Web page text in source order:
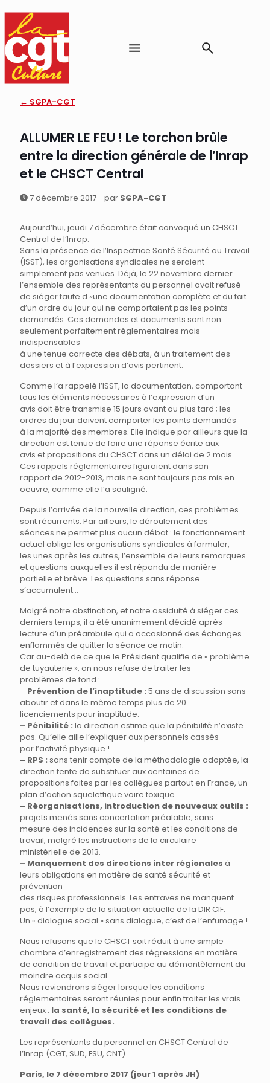
← SGPA-CGT
ALLUMER LE FEU ! Le torchon brûle
entre la direction générale de l’Inrap
et le CHSCT Central
7 décembre 2017 - par SGPA-CGT
Aujourd’hui, jeudi 7 décembre était convoqué un CHSCT
Central de l’Inrap.
Sans la présence de l’Inspectrice Santé Sécurité au Travail
(ISST), les organisations syndicales ne seraient
simplement pas venues. Déjà, le 22 novembre dernier
l’ensemble des représentants du personnel avait refusé
de siéger faute d »une documentation complète et du fait
d’un ordre du jour qui ne comportaient pas les points
demandés. Ces demandes et documents sont non
seulement parfaitement réglementaires mais
indispensables
à une tenue correcte des débats, à un traitement des
dossiers et à l’expression d’avis pertinent.
Comme l’a rappelé l’ISST, la documentation, comportant
tous les éléments nécessaires à l’expression d’un
avis doit être transmise 15 jours avant au plus tard ; les
ordres du jour doivent comporter les points demandés
à la majorité des membres. Elle indique par ailleurs que la
direction est tenue de faire une réponse écrite aux
avis et propositions du CHSCT dans un délai de 2 mois.
Ces rappels réglementaires figuraient dans son
rapport de 2012-2013, mais ne sont toujours pas mis en
oeuvre, comme elle l’a souligné.
Depuis l’arrivée de la nouvelle direction, ces problèmes
sont récurrents. Par ailleurs, le déroulement des
séances ne permet plus aucun débat : le fonctionnement
actuel oblige les organisations syndicales à formuler,
les unes après les autres, l’ensemble de leurs remarques
et questions auxquelles il est répondu de manière
partielle et brève. Les questions sans réponse
s’accumulent…
Malgré notre obstination, et notre assiduité à siéger ces
derniers temps, il a été unanimement décidé après
lecture d’un préambule qui a occasionné des échanges
enflammés de quitter la séance ce matin.
Car au-delà de ce que le Président qualifie de « problème
de tuyauterie », on nous refuse de traiter les
problèmes de fond :
– Prévention de l’inaptitude : 5 ans de discussion sans
aboutir et dans le même temps plus de 20
licenciements pour inaptitude.
– Pénibilité : la direction estime que la pénibilité n’existe
pas. Qu’elle aille l’expliquer aux personnels cassés
par l’activité physique !
– RPS : sans tenir compte de la méthodologie adoptée, la
direction tente de substituer aux centaines de
propositions faites par les collègues partout en France, un
plan d’action squelettique voire toxique.
– Réorganisations, introduction de nouveaux outils :
projets menés sans concertation préalable, sans
mesure des incidences sur la santé et les conditions de
travail, malgré les instructions de la circulaire
ministérielle de 2013.
– Manquement des directions inter régionales à
leurs obligations en matière de santé sécurité et
prévention
des risques professionnels. Les entraves ne manquent
pas, à l’exemple de la situation actuelle de la DIR CIF.
Un « dialogue social » sans dialogue, c’est de l’enfumage !
Nous refusons que le CHSCT soit réduit à une simple
chambre d’enregistrement des régressions en matière
de condition de travail et participe au démantèlement du
moindre acquis social.
Nous reviendrons siéger lorsque les conditions
réglementaires seront réunies pour enfin traiter les vrais
enjeux : la santé, la sécurité et les conditions de
travail des collègues.
Les représentants du personnel en CHSCT Central de
l’Inrap (CGT, SUD, FSU, CNT)
Paris, le 7 décembre 2017 (jour 1 après JH)